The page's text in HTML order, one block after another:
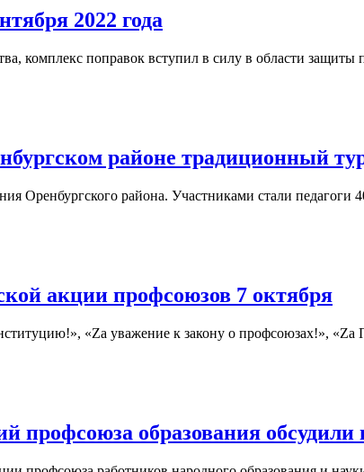
2022 года
комплекс поправок вступил в силу в области
районе традиционный
Оренбургского района. Участниками стали
акции профсоюзов 7 октября
«Zа уважение к закону о профсоюзах!», «Zа
профсоюза образования обсудили